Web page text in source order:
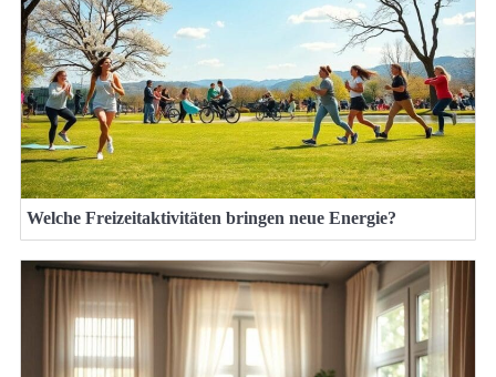
Welche Freizeitaktivitäten bringen neue Energie?